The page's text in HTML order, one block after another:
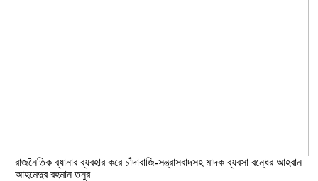
রাজনৈতিক ব্যানার ব্যবহার করে চাঁদাবাজি-সন্ত্রাসবাদসহ মাদক ব্যবসা বন্ধের আহবান
আহমেদুর রহমান তনুর